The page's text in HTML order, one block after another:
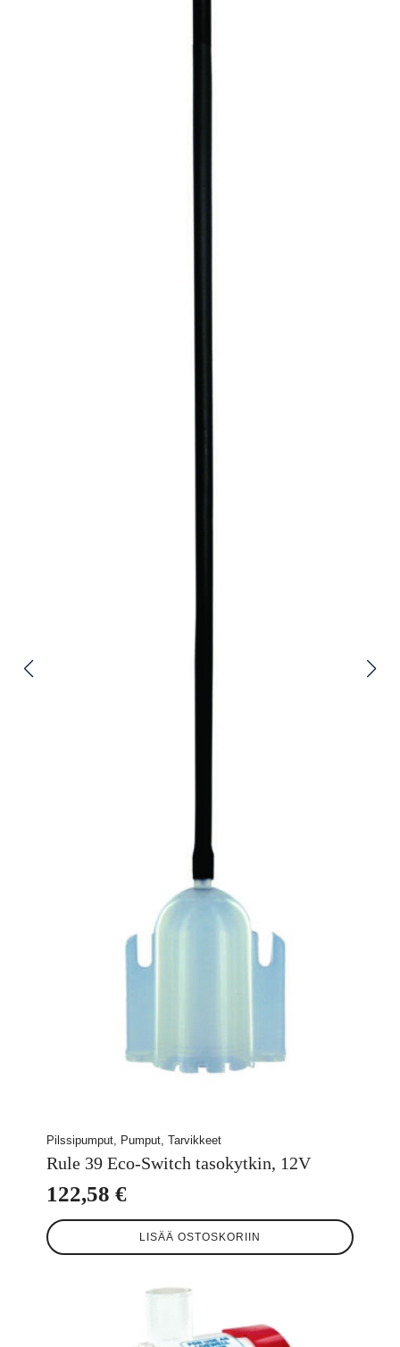
Pilssipumput, Pumput, Tarvikkeet
Rule 39 Eco-Switch tasokytkin, 12V
122,58 €
LISÄÄ OSTOSKORIIN